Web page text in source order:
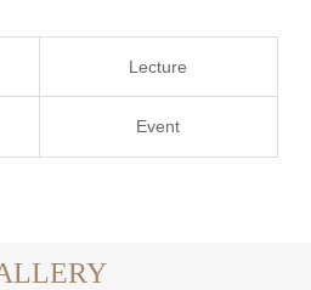
Lecture
Event